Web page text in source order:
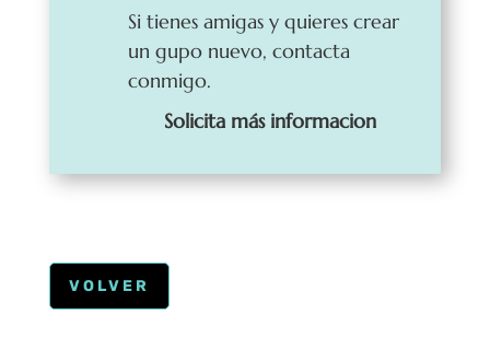
Si tienes amigas y quieres crear
un gupo nuevo, contacta
conmigo.
Solicita más informacion
VOLVER